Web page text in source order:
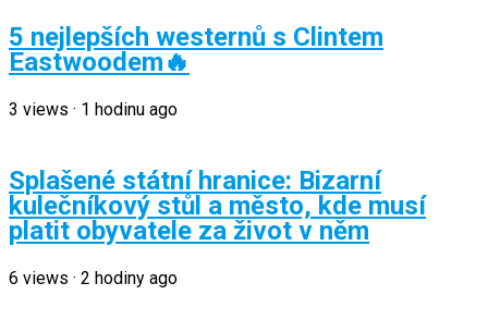
5 nejlepších westernů s Clintem
Eastwoodem🔥
3 views · 1 hodinu ago
Splašené státní hranice: Bizarní
kulečníkový stůl a město, kde musí
platit obyvatele za život v něm
6 views · 2 hodiny ago